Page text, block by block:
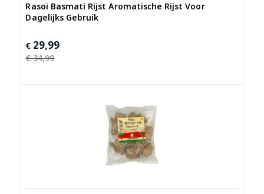
Rasoi Basmati Rijst Aromatische Rijst Voor
Dagelijks Gebruik
€34,99
Oorspronkelijke
prijs
€ 29,99
Huidige
prijs